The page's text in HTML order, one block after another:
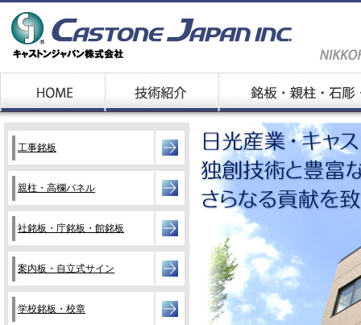
工事銘板
親柱・高欄パネル
社銘板・庁銘板・館銘板
案内板・自立式サイン
学校銘板・校章